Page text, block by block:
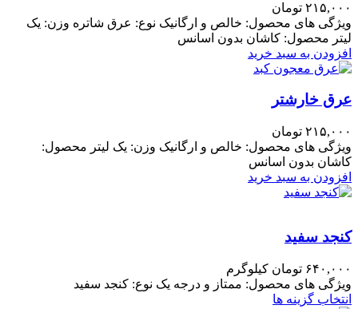
۲۱۵,۰۰۰ تومان
ویژگی های محصول: خالص و ارگانیک نوع: عرق شاتره وزن: یک
لیتر محصول: کاشان بدون اسانس
افزودن به سبد خرید
عرق خارشتر
۲۱۵,۰۰۰ تومان
ویژگی های محصول: خالص و ارگانیک وزن: یک لیتر محصول:
کاشان بدون اسانس
افزودن به سبد خرید
کنجد سفید
۶۴۰,۰۰۰ تومان کیلوگرم
ویژگی های محصول: ممتاز و درجه یک نوع: کنجد سفید
انتخاب گزینه ها